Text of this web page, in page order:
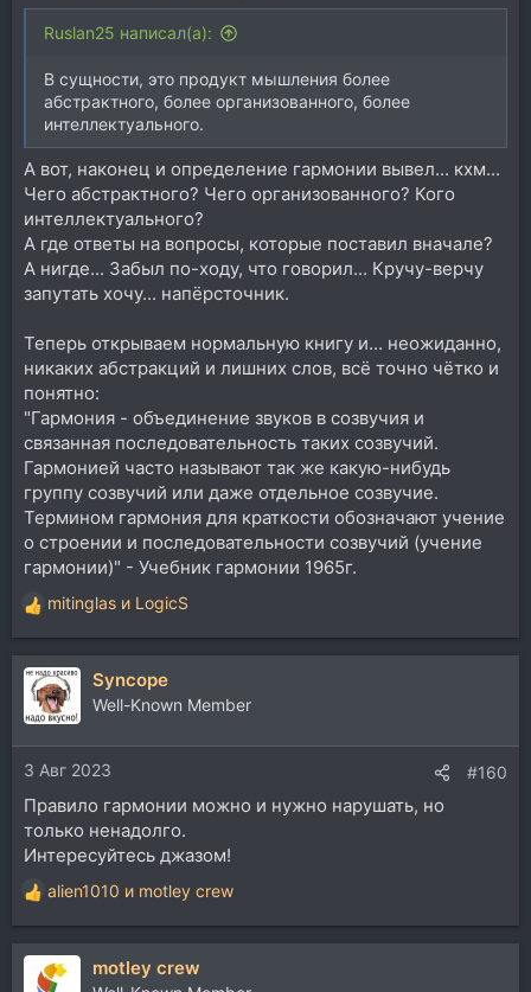
Ruslan25 написал(а):
В сущности, это продукт мышления более
абстрактного, более организованного, более
интеллектуального.
А вот, наконец и определение гармонии вывел... кхм...
Чего абстрактного? Чего организованного? Кого
интеллектуального?
А где ответы на вопросы, которые поставил вначале?
А нигде... Забыл по-ходу, что говорил... Кручу-верчу
запутать хочу... напёрсточник.
Теперь открываем нормальную книгу и... неожиданно,
никаких абстракций и лишних слов, всё точно чётко и
понятно:
"Гармония - объединение звуков в созвучия и
связанная последовательность таких созвучий.
Гармонией часто называют так же какую-нибудь
группу созвучий или даже отдельное созвучие.
Термином гармония для краткости обозначают учение
о строении и последовательности созвучий (учение
гармонии)" - Учебник гармонии 1965г.
Р
е
а
к
ц
и
и
:
mitinglas и LogicS
Syncope
Well-Known Member
3 Авг 2023 #160
Правило гармонии можно и нужно нарушать, но
только ненадолго.
Интересуйтесь джазом!
Р
е
а
alien1010 и motley crew
motley crew